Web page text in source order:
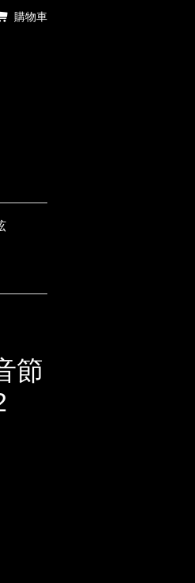
購物車
節